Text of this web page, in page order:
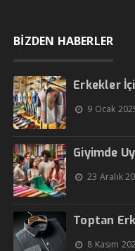
BİZDEN HABERLER
Erkekler
9 Ocak
Giyimde
23 Aralık
Toptan
8 Kasım